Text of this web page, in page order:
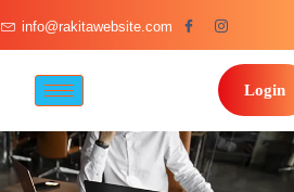
info@rakitawebsite.com
Login